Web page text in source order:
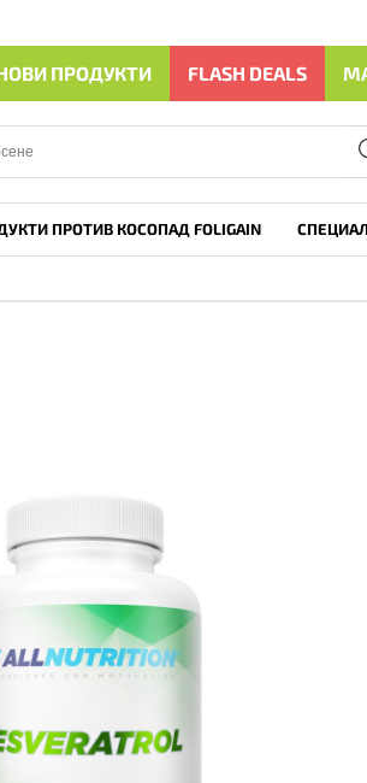
ПРОДУКТИ FLASH DEALS
ПРОТИВ КОСОПАД FOLIGAIN